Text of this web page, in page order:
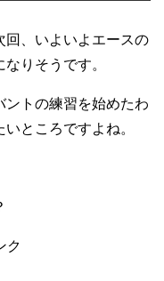
回、いよいよエースの
りそうです。
ントの練習を始めたわ
ところですよね。
ク